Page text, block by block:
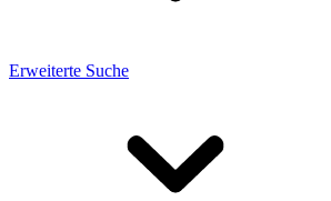
Erweiterte Suche